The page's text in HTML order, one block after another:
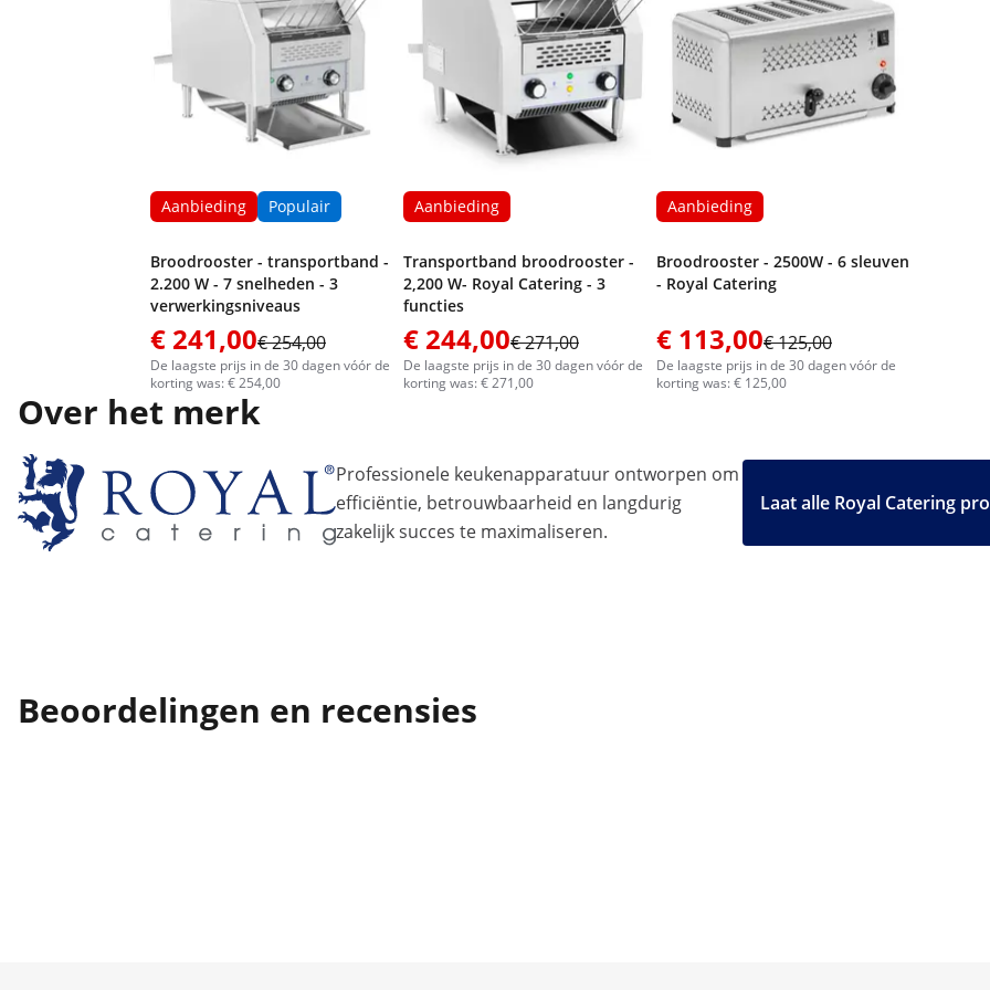
Aanbieding Populair
Broodrooster - transportband -
2.200 W - 7 snelheden - 3
verwerkingsniveaus
€ 241,00€ 254,00
De laagste prijs in de 30 dagen vóór de
korting was: € 254,00
Aanbieding
Transportband broodrooster -
2,200 W- Royal Catering - 3
functies
€ 244,00€ 271,00
De laagste prijs in de 30 dagen vóór de
korting was: € 271,00
Aanbieding
Broodrooster - 2500W - 6 sleuven
- Royal Catering
€ 113,00€ 125,00
De laagste prijs in de 30 dagen vóór de
korting was: € 125,00
Over het merk
Professionele keukenapparatuur ontworpen om
efficiëntie, betrouwbaarheid en langdurig
zakelijk succes te maximaliseren.
Laat alle Royal Catering
Beoordelingen en recensies